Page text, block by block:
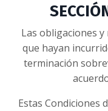
Las obligaciones
que hayan
terminación
Estas Condiciones